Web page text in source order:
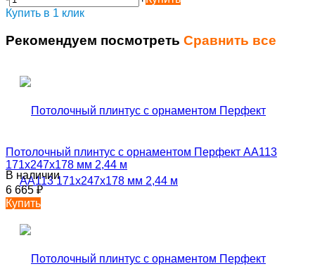
Купить в 1 клик
Рекомендуем посмотреть Сравнить все
Потолочный плинтус с орнаментом Перфект AA113
171х247х178 мм 2,44 м
В наличии
6 665₽
Купить